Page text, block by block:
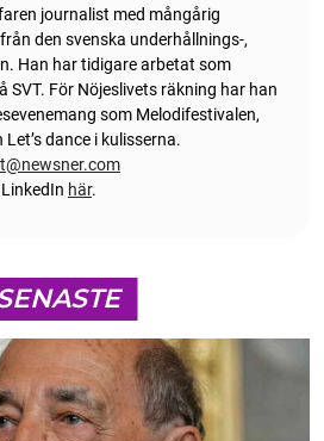
journalist med mångårig
den svenska underhållnings-,
Han har tidigare arbetat som
SVT. För Nöjeslivets räkning har han
som Melodifestivalen,
Let’s dance i kulisserna.
här.